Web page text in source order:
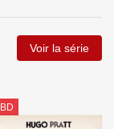
Voir la série
BD